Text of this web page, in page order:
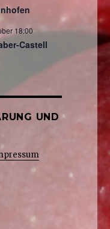
18:00
Castell
UND